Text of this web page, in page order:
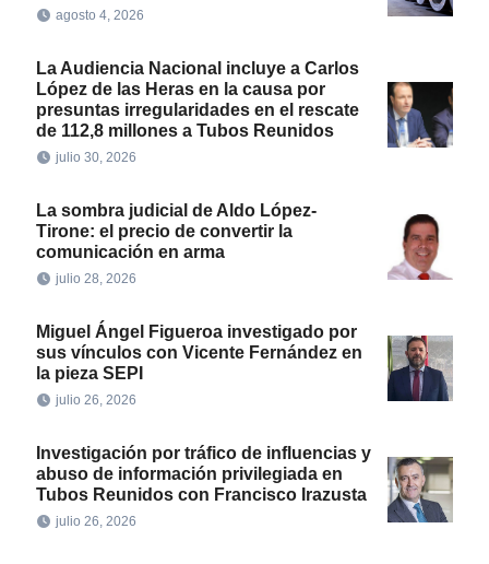
agosto 4, 2026
La Audiencia Nacional incluye a Carlos
López de las Heras en la causa por
presuntas irregularidades en el rescate
de 112,8 millones a Tubos Reunidos
julio 30, 2026
La sombra judicial de Aldo López-
Tirone: el precio de convertir la
comunicación en arma
julio 28, 2026
Miguel Ángel Figueroa investigado por
sus vínculos con Vicente Fernández en
la pieza SEPI
julio 26, 2026
Investigación por tráfico de influencias y
abuso de información privilegiada en
Tubos Reunidos con Francisco Irazusta
julio 26, 2026